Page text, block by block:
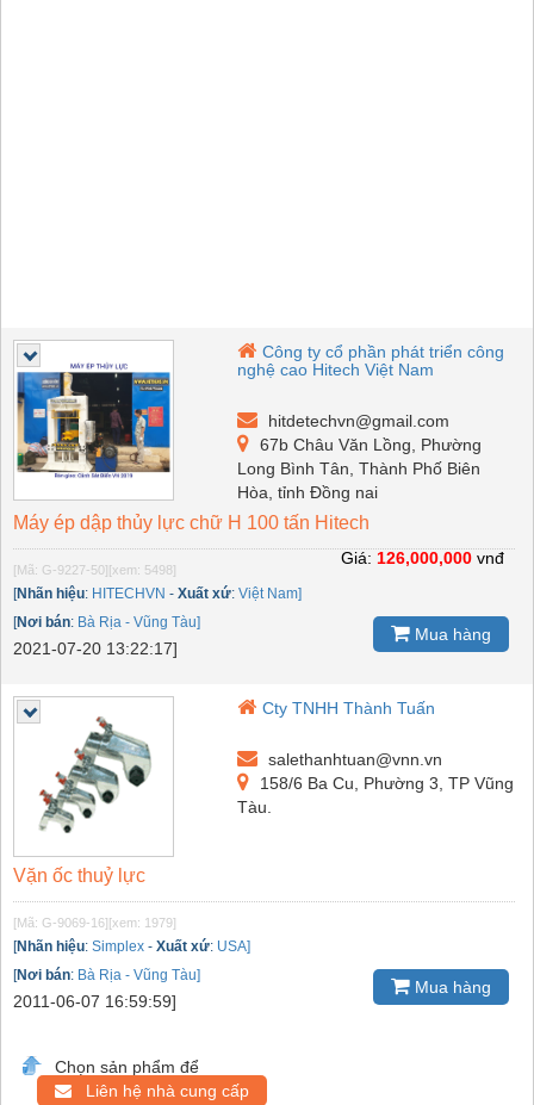
Công ty cổ phần phát triển công
nghệ cao Hitech Việt Nam
hitdetechvn@gmail.com
67b Châu Văn Lồng, Phường
Long Bình Tân, Thành Phố Biên
Hòa, tỉnh Đồng nai
Máy ép dập thủy lực chữ H 100 tấn Hitech
[Mã: G-9227-50][xem: 5498]
[Nhãn hiệu: HITECHVN - Xuất xứ: Việt Nam]
[Nơi bán: Bà Rịa - Vũng Tàu]
2021-07-20 13:22:17]
Giá: 126,000,000 vnđ
Mua hàng
Cty TNHH Thành Tuấn
salethanhtuan@vnn.vn
158/6 Ba Cu, Phường 3, TP Vũng
Tàu.
Vặn ốc thuỷ lực
[Mã: G-9069-16][xem: 1979]
[Nhãn hiệu: Simplex - Xuất xứ: USA]
[Nơi bán: Bà Rịa - Vũng Tàu]
2011-06-07 16:59:59]
Mua hàng
Chọn sản phẩm để
Liên hệ nhà cung cấp